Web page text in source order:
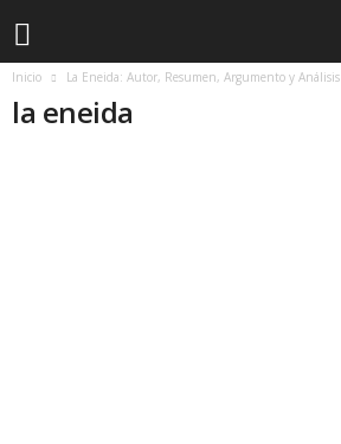
Inicio La Eneida: Autor, Resumen, Argumento y Análisis
la eneida